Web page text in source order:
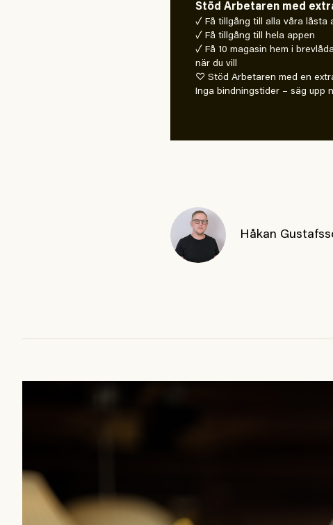
Stöd Arbetaren med
✓ Få tillgång till alla våra låsta
✓ Få tillgång till hela appen
✓ Få 10 magasin hem i
när du vill
♡ Stöd Arbetaren med en
Inga bindningstider – säg upp
Håkan